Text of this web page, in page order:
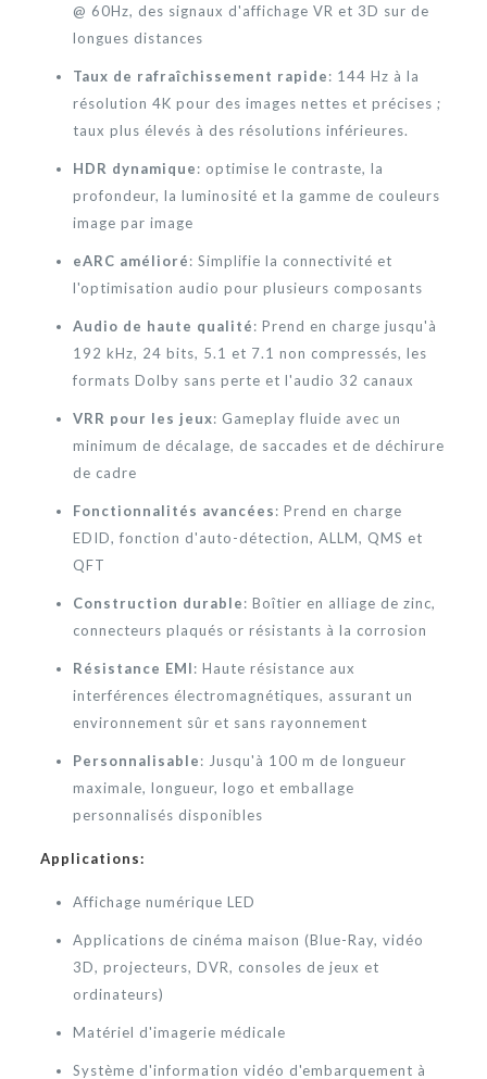
@ 60Hz, des signaux d'affichage VR et 3D sur de
longues distances
Taux de rafraîchissement rapide: 144 Hz à la
résolution 4K pour des images nettes et précises ;
taux plus élevés à des résolutions inférieures.
HDR dynamique: optimise le contraste, la
profondeur, la luminosité et la gamme de couleurs
image par image
eARC amélioré: Simplifie la connectivité et
l'optimisation audio pour plusieurs composants
Audio de haute qualité: Prend en charge jusqu'à
192 kHz, 24 bits, 5.1 et 7.1 non compressés, les
formats Dolby sans perte et l'audio 32 canaux
VRR pour les jeux: Gameplay fluide avec un
minimum de décalage, de saccades et de déchirure
de cadre
Fonctionnalités avancées: Prend en charge
EDID, fonction d'auto-détection, ALLM, QMS et
QFT
Construction durable: Boîtier en alliage de zinc,
connecteurs plaqués or résistants à la corrosion
Résistance EMI: Haute résistance aux
interférences électromagnétiques, assurant un
environnement sûr et sans rayonnement
Personnalisable: Jusqu'à 100 m de longueur
maximale, longueur, logo et emballage
personnalisés disponibles
Applications:
Affichage numérique LED
Applications de cinéma maison (Blue-Ray, vidéo
3D, projecteurs, DVR, consoles de jeux et
ordinateurs)
Matériel d'imagerie médicale
Système d'information vidéo d'embarquement à